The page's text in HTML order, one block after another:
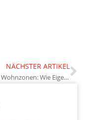
NÄCHSTER ARTIKEL
Flexible Wohnzonen: Wie Eigentümer offene Räume clever strukturieren